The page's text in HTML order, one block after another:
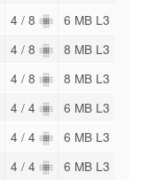
4 / 8 6 MB L3
4 / 8 8 MB L3
4 / 8 8 MB L3
4 / 4 6 MB L3
4 / 4 6 MB L3
4 / 4 6 MB L3